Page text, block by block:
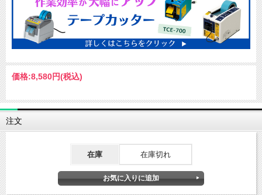
価格:8,580円(税込)
注文
在庫 在庫切れ